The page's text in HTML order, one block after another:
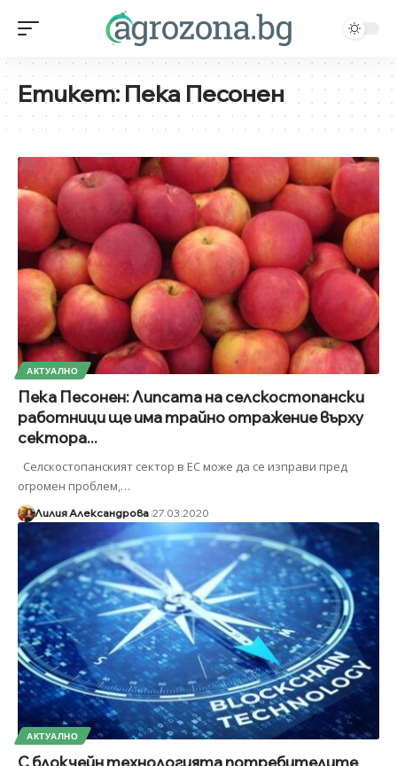
Етикет:Пека Песонен
АКТУАЛНО
Пека Песонен: Липсата на селскостопански
работници ще има трайно отражение върху
сектора...
Селскостопанският сектор в ЕС може да се изправи пред
огромен проблем,…
Лилия Александрова 27.03.2020
АКТУАЛНО
С блокчейн технологията потребителите